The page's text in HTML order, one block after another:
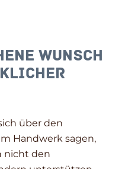
Wunsch
über den
Handwerk sagen,
nicht den